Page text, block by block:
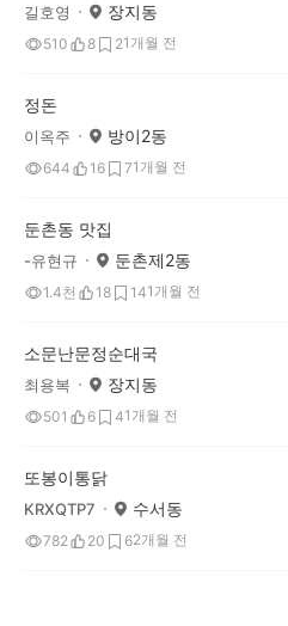
길호영 장지동
510 8 21개월 전
정돈
이옥주 방이2동
644 16 71개월 전
둔촌동 맛집
-유현규 둔촌제2동
1.4천 18 141개월 전
소문난문정순대국
최용복 장지동
501 6 41개월 전
또봉이통닭
KRXQTP7 수서동
782 20 62개월 전